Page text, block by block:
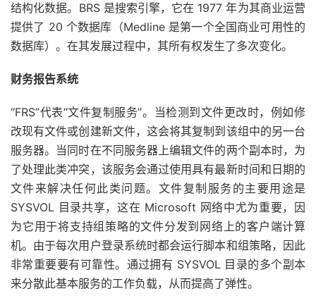
结构化数据。BRS 是搜索引擎，它在 1977 年为其商业运营
提供了 20 个数据库（Medline 是第一个全国商业可用性的
数据库）。在其发展过程中，其所有权发生了多次变化。
财务报告系统
“FRS”代表“文件复制服务”。当检测到文件更改时，例如修
改现有文件或创建新文件，这会将其复制到该组中的另一台
服务器。当同时在不同服务器上编辑文件的两个副本时，为
了处理此类冲突，该服务会通过使用具有最新时间和日期的
文件来解决任何此类问题。文件复制服务的主要用途是
SYSVOL 目录共享，这在 Microsoft 网络中尤为重要，因
为它用于将支持组策略的文件分发到网络上的客户端计算
机。由于每次用户登录系统时都会运行脚本和组策略，因此
非常重要要有可靠性。通过拥有 SYSVOL 目录的多个副本
来分散此基本服务的工作负载，从而提高了弹性。